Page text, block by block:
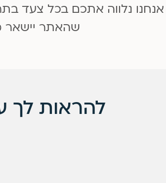
אנחנו נלווה אתכם בכל צעד
שהאתר יישאר
להראות לך